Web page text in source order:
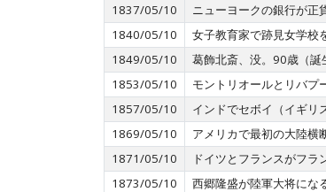
1837/05/10
ニューヨークの銀行が正
1840/05/10
女子教育家で跡見女学校
1849/05/10
葛飾北斎、没。90歳（誕
1853/05/10
モントリオールとリバプ
1857/05/10
インドでセボイ（イギリ
1869/05/10
アメリカで最初の大陸横
1871/05/10
ドイツとフランスがフラ
1873/05/10
西郷隆盛が陸軍大将になる